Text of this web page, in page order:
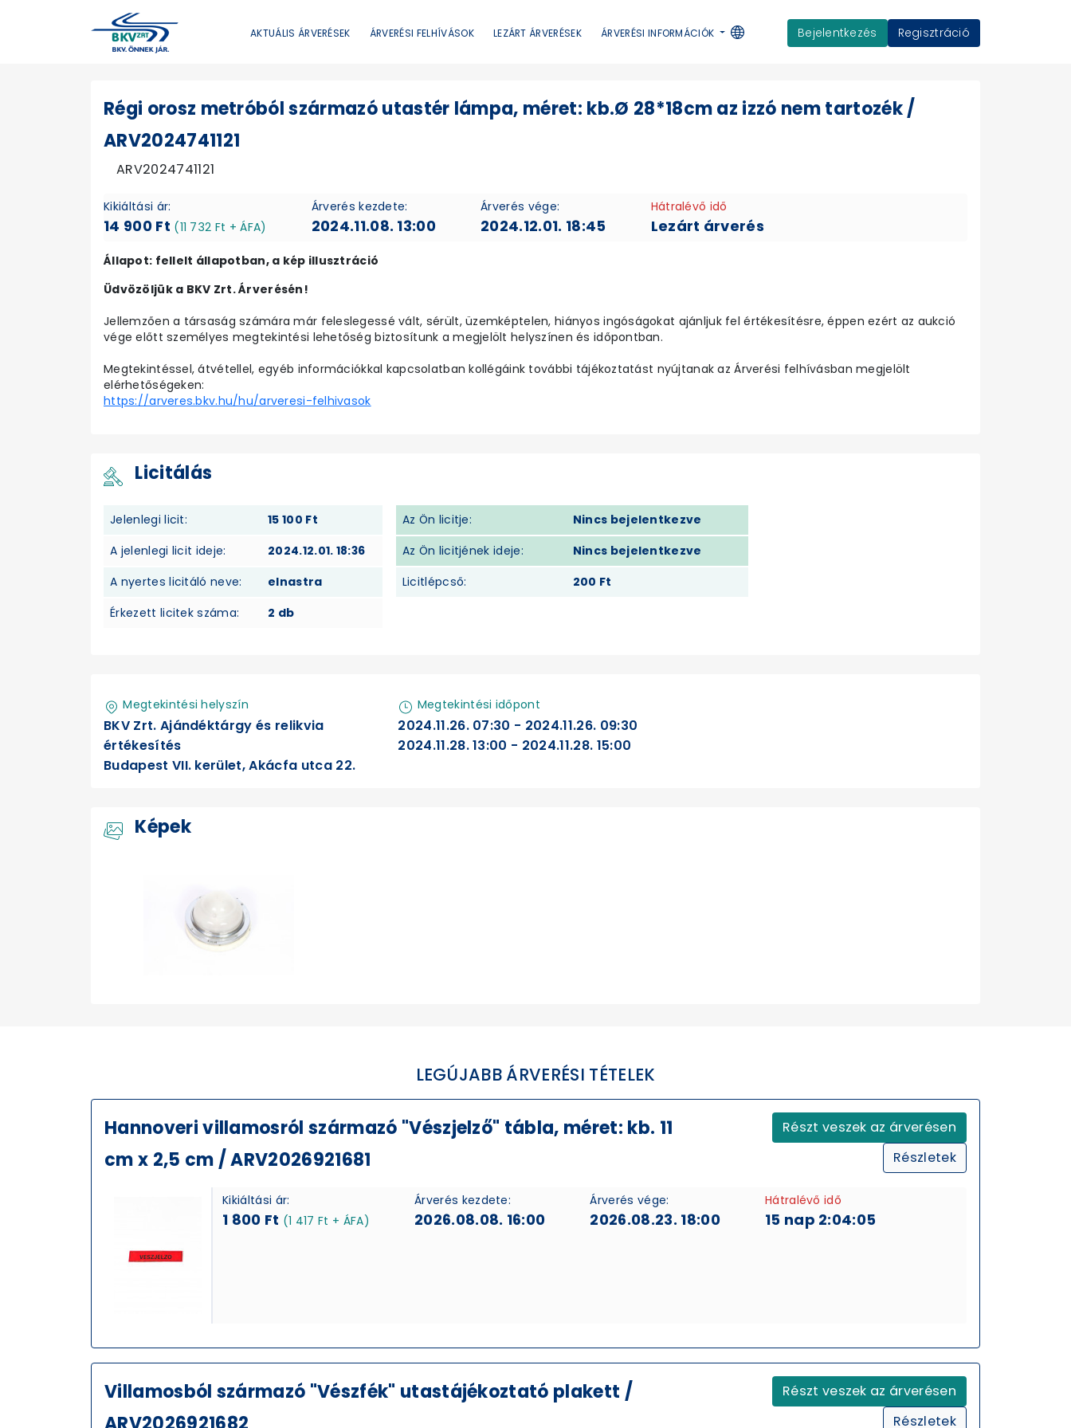
AKTUÁLIS ÁRVERÉSEK ÁRVERÉSI FELHÍVÁSOK LEZÁRT ÁRVERÉSEK ÁRVERÉSI INFORMÁCIÓK Bejelentkezés Regisztráció
Régi orosz metróból származó utastér lámpa, méret: kb.Ø 28*18cm az izzó nem tartozék /
ARV2024741121
ARV2024741121
Kikiáltási ár:
14 900 Ft (11 732 Ft + ÁFA)
Árverés kezdete:
2024.11.08. 13:00
Árverés vége:
2024.12.01. 18:45
Hátralévő idő
Lezárt árverés
Állapot: fellelt állapotban, a kép illusztráció
Üdvözöljük a BKV Zrt. Árverésén!
Jellemzően a társaság számára már feleslegessé vált, sérült, üzemképtelen, hiányos ingóságokat ajánljuk fel értékesítésre, éppen ezért az aukció
vége előtt személyes megtekintési lehetőség biztosítunk a megjelölt helyszínen és időpontban.
Megtekintéssel, átvétellel, egyéb információkkal kapcsolatban kollégáink további tájékoztatást nyújtanak az Árverési felhívásban megjelölt
elérhetőségeken:
https://arveres.bkv.hu/hu/arveresi-felhivasok
Licitálás
Jelenlegi licit:
15 100 Ft
A jelenlegi licit ideje:
2024.12.01. 18:36
A nyertes licitáló neve:
elnastra
Érkezett licitek száma:
2 db
Az Ön licitje:
Nincs bejelentkezve
Az Ön licitjének ideje:
Nincs bejelentkezve
Licitlépcső:
200 Ft
Megtekintési helyszín
BKV Zrt. Ajándéktárgy és relikvia
értékesítés
Budapest VII. kerület, Akácfa utca 22.
Megtekintési időpont
2024.11.26. 07:30 - 2024.11.26. 09:30
2024.11.28. 13:00 - 2024.11.28. 15:00
Képek
LEGÚJABB ÁRVERÉSI TÉTELEK
Hannoveri villamosról származó "Vészjelző" tábla, méret: kb. 11
cm x 2,5 cm / ARV2026921681
Részt veszek az árverésen
Részletek
Kikiáltási ár:
1 800 Ft (1 417 Ft + ÁFA)
Árverés kezdete:
2026.08.08. 16:00
Árverés vége:
2026.08.23. 18:00
Hátralévő idő
15 nap 2:04:05
Villamosból származó "Vészfék" utastájékoztató plakett /
Részt veszek az árverésen
Részletek